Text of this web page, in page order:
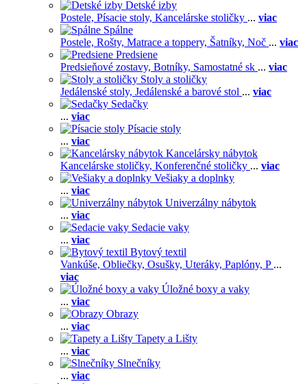
Detské izby
Postele, Písacie stoly, Kancelárske stoličky ... viac
Spálne
Postele, Rošty, Matrace a toppery, Šatníky, Noč ... viac
Predsiene
Predsieňové zostavy, Botníky, Samostatné sk ... viac
Stoly a stoličky
Jedálenské stoly, Jedálenské a barové stol ... viac
Sedačky
... viac
Písacie stoly
... viac
Kancelársky nábytok
Kancelárske stoličky, Konferenčné stoličky ... viac
Vešiaky a doplnky
... viac
Univerzálny nábytok
... viac
Sedacie vaky
... viac
Bytový textil
Vankúše, Obliečky, Osušky, Uteráky, Paplóny, P ...
viac
Úložné boxy a vaky
... viac
Obrazy
... viac
Tapety a Lišty
... viac
Slnečníky
... viac